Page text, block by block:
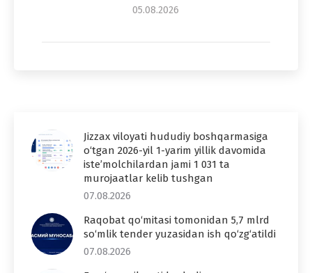
05.08.2026
Jizzax viloyati hududiy boshqarmasiga
o‘tgan 2026-yil 1-yarim yillik davomida
iste’molchilardan jami 1 031 ta
murojaatlar kelib tushgan
07.08.2026
Raqobat qo‘mitasi tomonidan 5,7 mlrd
so‘mlik tender yuzasidan ish qo‘zg‘atildi
07.08.2026